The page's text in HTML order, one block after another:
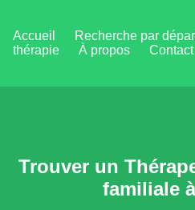
Accueil Recherche par
thérapie
À propos Contact
Trouver un
familiale